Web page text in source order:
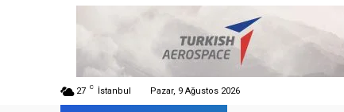
27 C İstanbul Pazar, 9 Ağustos 2026